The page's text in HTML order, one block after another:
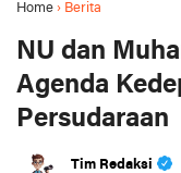
Home › Berita
NU dan
Agenda
Persudaraan
Tim Redaksi